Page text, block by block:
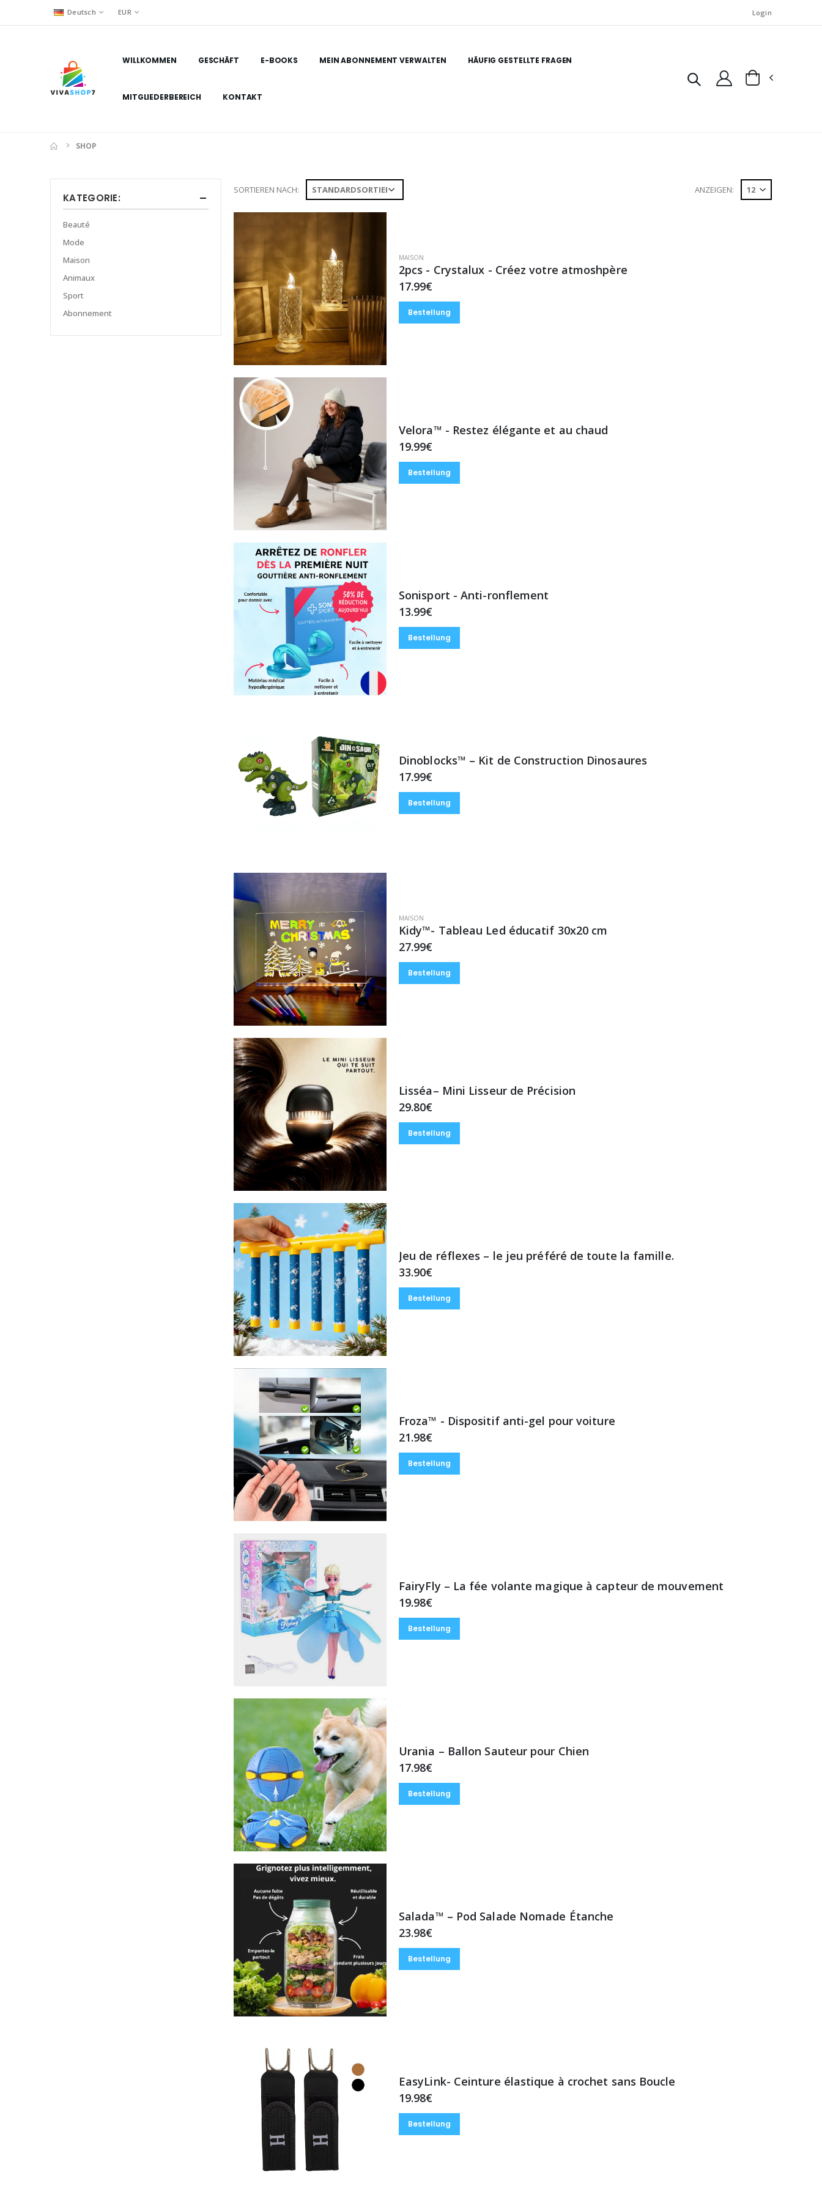
Deutsch EUR Login
WILLKOMMEN GESCHÄFT E-BOOKS MEIN ABONNEMENT VERWALTEN HÄUFIG GESTELLTE FRAGEN
MITGLIEDERBEREICH KONTAKT
SHOP
SORTIEREN NACH: ANZEIGEN:
MAISON
2pcs - Crystalux - Créez votre atmoshpère
17.99€
Bestellung
Velora™ - Restez élégante et au chaud
19.99€
Bestellung
Sonisport - Anti-ronflement
13.99€
Bestellung
Dinoblocks™ – Kit de Construction Dinosaures
17.99€
Bestellung
MAISON
Kidy™- Tableau Led éducatif 30x20 cm
27.99€
Bestellung
Lisséa– Mini Lisseur de Précision
29.80€
Bestellung
Jeu de réflexes – le jeu préféré de toute la famille.
33.90€
Bestellung
Froza™ - Dispositif anti-gel pour voiture
21.98€
Bestellung
FairyFly – La fée volante magique à capteur de mouvement
19.98€
Bestellung
Urania – Ballon Sauteur pour Chien
17.98€
Bestellung
Salada™ – Pod Salade Nomade Étanche
23.98€
Bestellung
EasyLink- Ceinture élastique à crochet sans Boucle
19.98€
Bestellung
KATEGORIE:
Beauté
Mode
Maison
Animaux
Sport
Abonnement